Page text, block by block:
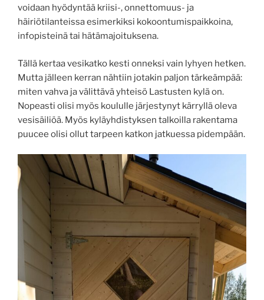
voidaan hyödyntää kriisi-, onnettomuus- ja
häiriötilanteissa esimerkiksi kokoontumispaikkoina,
infopisteinä tai hätämajoituksena.
Tällä kertaa vesikatko kesti onneksi vain lyhyen hetken.
Mutta jälleen kerran nähtiin jotakin paljon tärkeämpää:
miten vahva ja välittävä yhteisö Lastusten kylä on.
Nopeasti olisi myös koululle järjestynyt kärryllä oleva
vesisäiliöä. Myös kyläyhdistyksen talkoilla rakentama
puucee olisi ollut tarpeen katkon jatkuessa pidempään.